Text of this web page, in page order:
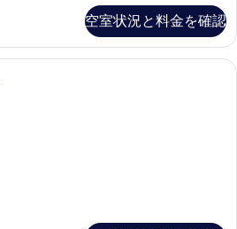
空室状況と料金を確認
デラックス ツインルーム | WiFi (無